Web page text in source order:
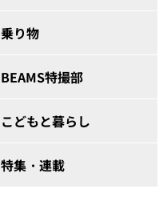
乗り物
BEAMS特撮部
こどもと暮らし
特集・連載